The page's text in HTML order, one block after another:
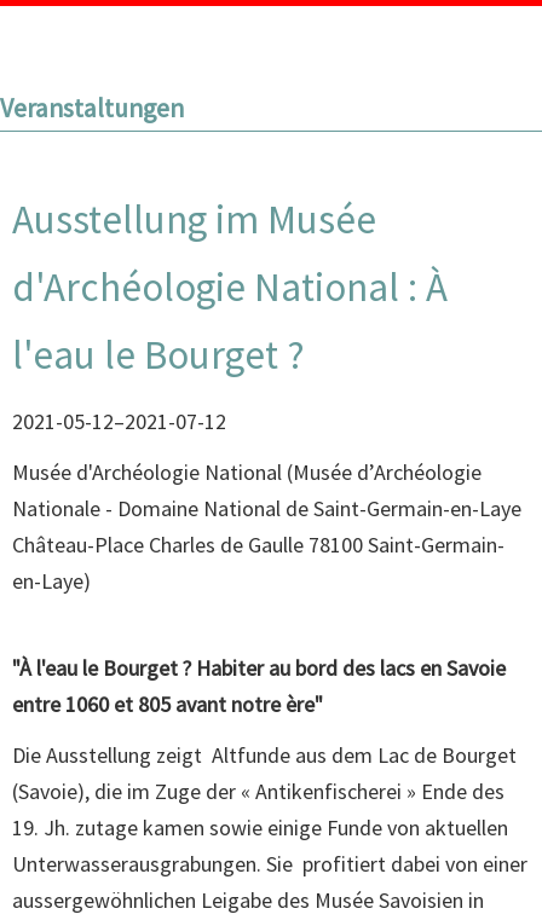
Veranstaltungen
Ausstellung im Musée
d'Archéologie National : À
l'eau le Bourget ?
2021-05-12–2021-07-12
Musée d'Archéologie National (Musée d’Archéologie
Nationale - Domaine National de Saint-Germain-en-Laye
Château-Place Charles de Gaulle 78100 Saint-Germain-
en-Laye)
"À l'eau le Bourget ? Habiter au bord des lacs en Savoie
entre 1060 et 805 avant notre ère"
Die Ausstellung zeigt Altfunde aus dem Lac de Bourget
(Savoie), die im Zuge der « Antikenfischerei » Ende des
19. Jh. zutage kamen sowie einige Funde von aktuellen
Unterwasserausgrabungen. Sie profitiert dabei von einer
aussergewöhnlichen Leigabe des Musée Savoisien in